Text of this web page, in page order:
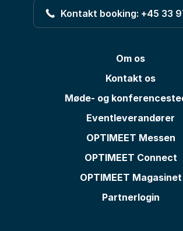
Kontakt booking: +45 33
Om os
Kontakt os
Møde- og
Eventleverandører
OPTIMEET Messen
OPTIMEET Connect
OPTIMEET Magasinet
Partnerlogin